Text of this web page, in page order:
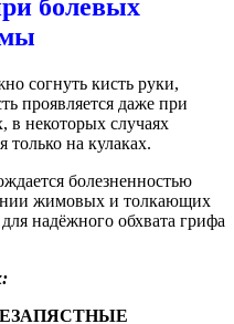
болевых
согнуть кисть руки,
проявляется даже при
некоторых случаях
на кулаках.
болезненностью
жимовых и толкающих
надёжного обхвата грифа